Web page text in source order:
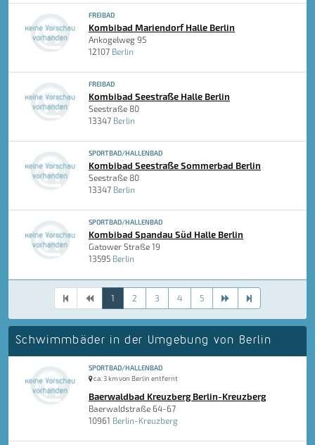
FREIBAD
Kombibad Mariendorf Halle Berlin
Ankogelweg 95
12107 Berlin
FREIBAD
Kombibad Seestraße Halle Berlin
Seestraße 80
13347 Berlin
SPORTBAD/HALLENBAD
Kombibad Seestraße Sommerbad Berlin
Seestraße 80
13347 Berlin
SPORTBAD/HALLENBAD
Kombibad Spandau Süd Halle Berlin
Gatower Straße 19
13595 Berlin
1 2 3 4 5
Schwimmbäder in der Umgebung von Berlin
SPORTBAD/HALLENBAD
ca. 3 km von Berlin entfernt
Baerwaldbad Kreuzberg Berlin-Kreuzberg
Baerwaldstraße 64-67
10961 Berlin-Kreuzberg